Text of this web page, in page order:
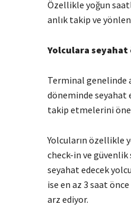
Özellikle yoğun
anlık takip ve
Yolculara seyahat
Terminal genelinde
döneminde seyahat
takip etmelerini
Yolcuların özellikle
check-in ve
seyahat edecek
ise en az 3 saat
arz ediyor.